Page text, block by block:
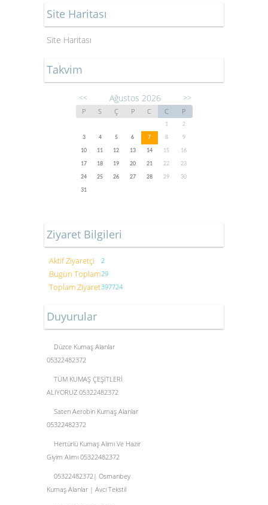
Site Haritası
Site Haritası
Takvim
<< Ağustos 2026 >>
P S Ç P C C P
1
2
3
4 5 6 7 8
9
10
11 12 13 14 15
16
17
18 19 20 21 22
23
24
25 26 27 28 29
30
31
Ziyaret Bilgileri
Aktif Ziyaretçi 2
Bugün Toplam29
Toplam Ziyaret397724
Duyurular
Düzce Kumaş Alanlar
05322482372
TÜM KUMAŞ ÇEŞİTLERİ
ALIYORUZ 05322482372
Saten Aerobin Kumaş Alanlar
05322482372
Hertürlü Kumaş Alımı Ve Hazır
Giyim Alımı 05322482372
05322482372| Osmanbey
Kumaş Alanlar | Avcı Tekstil